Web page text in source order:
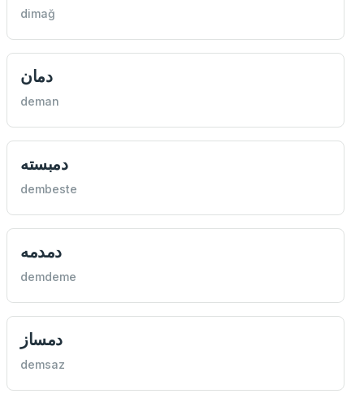
dimağ
دمان
deman
دمبسته
dembeste
دمدمه
demdeme
دمساز
demsaz